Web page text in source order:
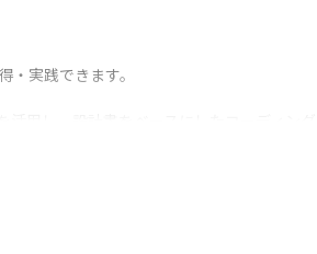
実践できます。
トパターンやテストコードを自動生成す
ジスタ設定情報をAIが抽出・整理し、仕